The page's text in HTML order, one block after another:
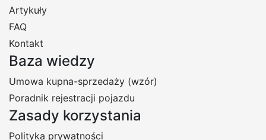
Artykuły
FAQ
Kontakt
Baza wiedzy
Umowa kupna-sprzedaży (wzór)
Poradnik rejestracji pojazdu
Zasady korzystania
Polityka prywatności